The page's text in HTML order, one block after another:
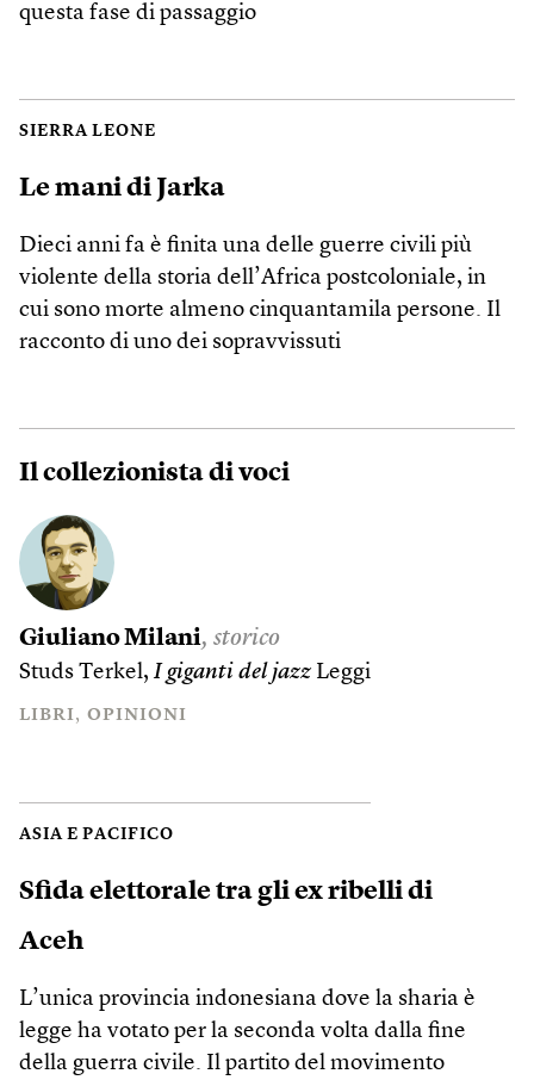
questa fase di passaggio
SIERRA LEONE
Le mani di Jarka
Dieci anni fa è finita una delle guerre civili più
violente della storia dell’Africa postcoloniale, in
cui sono morte almeno cinquantamila persone. Il
racconto di uno dei sopravvissuti
Il collezionista di voci
Giuliano Milani, storico
Studs Terkel, I giganti del jazz Leggi
LIBRI OPINIONI
ASIA E PACIFICO
Sfida elettorale tra gli ex ribelli di
Aceh
L’unica provincia indonesiana dove la sharia è
legge ha votato per la seconda volta dalla fine
della guerra civile. Il partito del movimento